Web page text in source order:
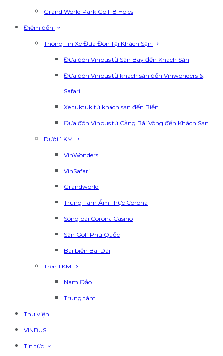
Grand World Park Golf 18 Holes
Điểm đến
Thông Tin Xe Đưa Đón Tại Khách Sạn
Đưa đón Vinbus từ Sân Bay đến Khách Sạn
Đưa đón Vinbus từ khách sạn đến Vinwonders &
Safari
Xe tuktuk từ khách sạn đến Biển
Đưa đón Vinbus từ Cảng Bãi Vòng đến Khách Sạn
Dưới 1 KM
VinWonders
VinSafari
Grandworld
Trung Tâm Ẩm Thực Corona
Sòng bài Corona Casino
Sân Golf Phú Quốc
Bãi biển Bãi Dài
Trên 1 KM
Nam Đảo
Trung tâm
Thư viện
VINBUS
Tin tức